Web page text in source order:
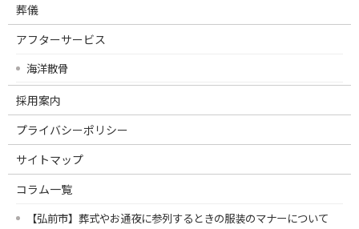
葬儀
アフターサービス
海洋散骨
採用案内
プライバシーポリシー
サイトマップ
コラム一覧
【弘前市】葬式やお通夜に参列するときの服装のマナーについて